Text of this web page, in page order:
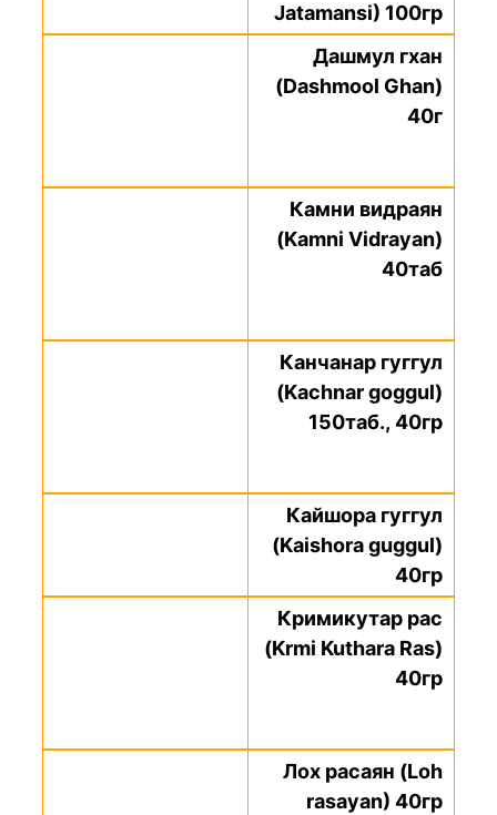
Jatamansi) 100гр
Дашмул гхан
(Dashmool Ghan)
40г
Камни видраян
(Kamni Vidrayan)
40таб
Канчанар гуггул
(Kachnar goggul)
150таб., 40гр
Кайшора гуггул
(Kaishora guggul)
40гр
Кримикутар рас
(Krmi Kuthara Ras)
40гр
Лох расаян (Loh
rasayan) 40гр